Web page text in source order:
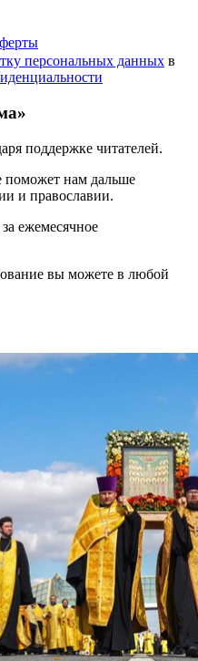
персональных данных в
поддержке читателей.
поможет нам дальше
и православии.
ежемесячное
вы можете в любой